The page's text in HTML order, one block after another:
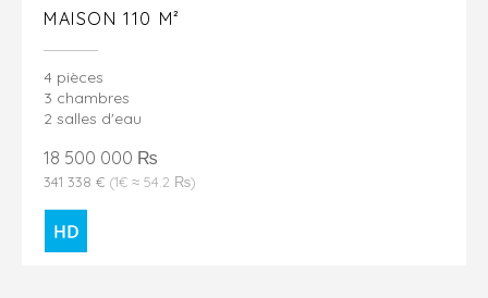
MAISON 110 M²
4 pièces
3 chambres
2 salles d'eau
18 500 000 ₨
341 338 € (1€ ≈ 54.2 ₨)